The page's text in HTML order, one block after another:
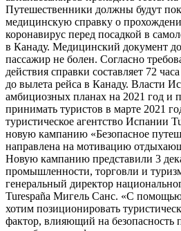
Путешественники должны будут
медицинскую справку о
коронавирус перед посадкой в
в Канаду. Медицинский документ
пассажир не болен. Согласно
действия справки составляет 72
до вылета рейса в Канаду. Власти
амбициозных планах на 2021 год и
принимать туристов в марте 2021
туристическое агентство Испании
новую кампанию «Безопасное
направлена ​​на мотивацию
Новую кампанию представили 3
промышленности, торговли и
генеральный директор
Turespaña Мигель Санс. «С
хотим позиционировать
фактор, влияющий на безопасность